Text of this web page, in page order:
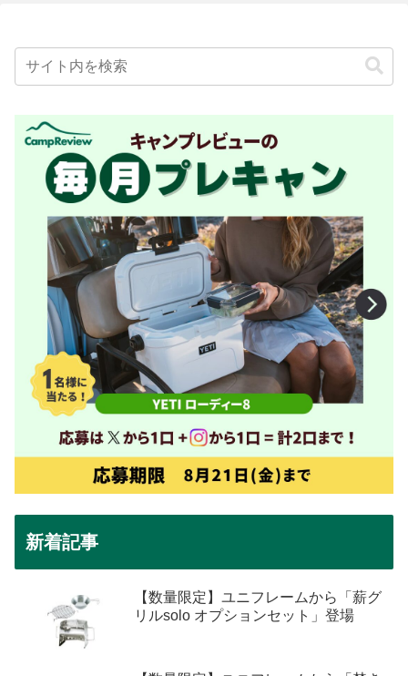
新着記事
【数量限定】ユニフレームから「薪グ
リルsolo オプションセット」登場